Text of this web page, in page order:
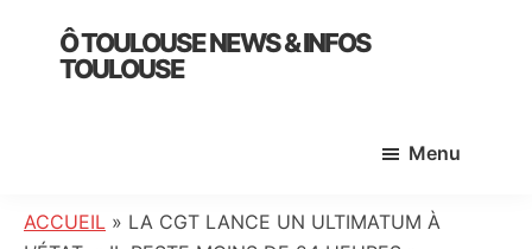
primary
Ô TOULOUSE NEWS & INFOS
TOULOUSE
:
Menu
ACCUEIL » LA CGT LANCE UN ULTIMATUM À